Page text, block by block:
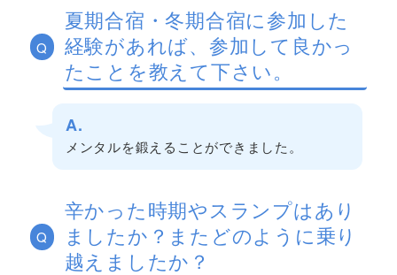
Q
夏期合宿・冬期合宿に参加した
経験があれば、参加して良かっ
たことを教えて下さい。
A.
メンタルを鍛えることができました。
Q
辛かった時期やスランプはあり
ましたか？またどのように乗り
越えましたか？